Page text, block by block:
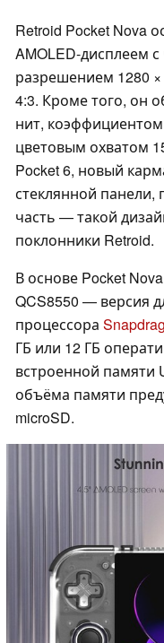
Retroid Pocket Nova
AMOLED-дисплеем
разрешением 1280
4:3. Кроме того, он
нит, коэффициентом
цветовым охватом
Pocket 6, новый
стеклянной
часть — такой
поклонники Retroid.
В основе Pocket
QCS8550 — версия
процессора
ГБ или 12 ГБ
встроенной памяти
объёма памяти
microSD.